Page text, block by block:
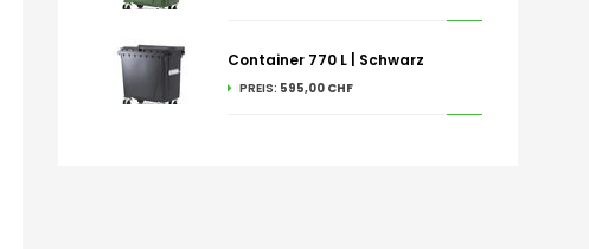
Container 770 L | Schwarz
PREIS: 595,00 CHF